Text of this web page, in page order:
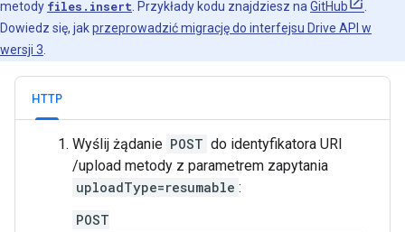
metody files.insert . Przykłady kodu znajdziesz na GitHub
Dowiedz się, jakprzeprowadzić migrację do interfejsu Drive API w
wersji 3
HTTP
Wyślij żądanie POST do identyfikatora URI
/upload metody z parametrem zapytania
uploadType=resumable :
POST